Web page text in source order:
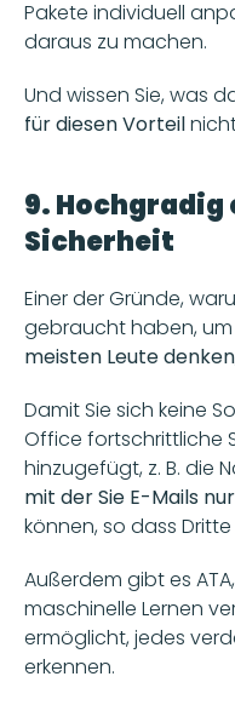
Pakete individuell
daraus zu machen.
Und wissen Sie, was
für diesen Vorteil
9.
Sicherheit
Einer der Gründe,
gebraucht haben, um
meisten Leute denken
Damit Sie sich keine
Office fortschrittliche
mit der Sie E-Mails
können, so dass
Außerdem gibt es
maschinelle Lernen
ermöglicht, jedes
erkennen.